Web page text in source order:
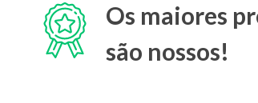
Os maiores
são nossos!